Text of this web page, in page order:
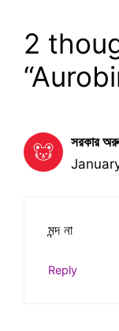
2
সরকার
মন্দ না
Reply